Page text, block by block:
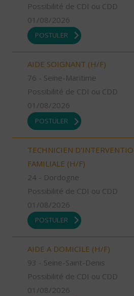
Possibilité de CDI ou CDD
01/08/2026
POSTULER
AIDE SOIGNANT (H/F)
76 - Seine-Maritime
Possibilité de CDI ou CDD
01/08/2026
POSTULER
TECHNICIEN
FAMILIALE (H/F)
24 - Dordogne
Possibilité de CDI ou CDD
01/08/2026
POSTULER
AIDE A DOMICILE (H/F)
93 - Seine-Saint-Denis
Possibilité de CDI ou CDD
01/08/2026